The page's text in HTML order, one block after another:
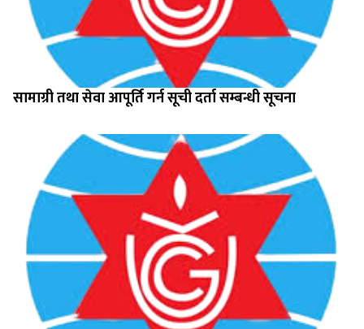
सामाग्री तथा सेवा आपूर्ति गर्न सूची दर्ता सम्बन्धी सूचना